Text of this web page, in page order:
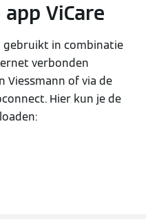
ViCare
gebruikt in combinatie
verbonden
Viessmann of via de
Hier kun je de